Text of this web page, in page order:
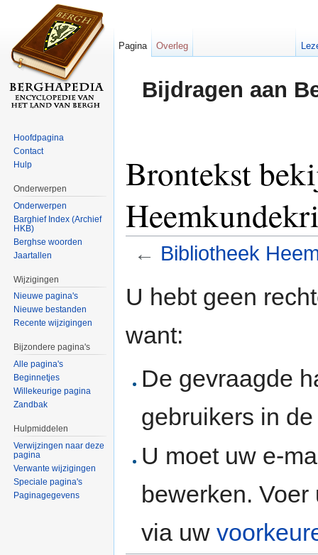
Bijdragen aan
Brontekst
← Bibliotheek
U hebt geen
want:
De gevraagde
gebruikers in
U moet uw e-
bewerken.
via uw
Pagina Overleg
Hoofdpagina
Contact
Hulp
Onderwerpen
Onderwerpen
Barghief Index (Archief
HKB)
Berghse woorden
Jaartallen
Wijzigingen
Nieuwe pagina's
Nieuwe bestanden
Recente wijzigingen
Bijzondere pagina's
Alle pagina's
Beginnetjes
Willekeurige pagina
Zandbak
Hulpmiddelen
Verwijzingen naar deze
pagina
Verwante wijzigingen
Speciale pagina's
Paginagegevens